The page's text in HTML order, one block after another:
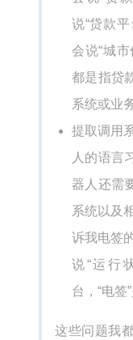
说“贷款
会说“城
都是指贷
系统或业
提取调用
人的语言
器人还需
系统以及
诉我电签
说“运行
台，“电签
这些问题我